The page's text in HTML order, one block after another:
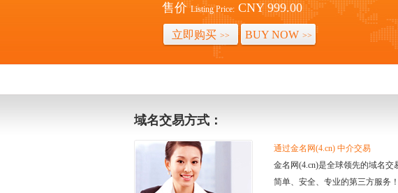
售价 Listing Price: CNY 999.00
立即购买 >> BUY NOW >>
域名交易方式：
通过金名网(4.cn) 中介交易
金名网(4.cn)是全球领先的域名
简单、安全、专业的第三方服务